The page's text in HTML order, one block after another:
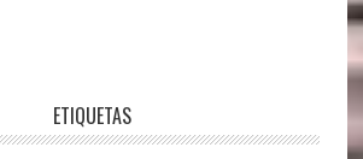
ETIQUETAS